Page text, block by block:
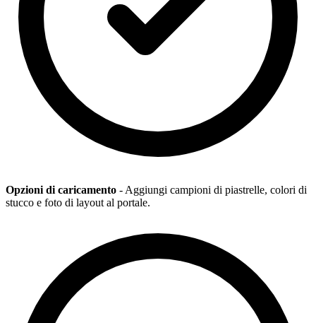
Opzioni di caricamento - Aggiungi campioni di piastrelle, colori di
stucco e foto di layout al portale.